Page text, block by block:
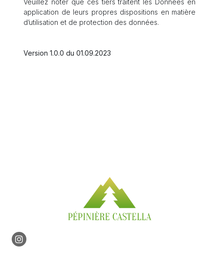
Veuillez noter que ces tiers traitent les Données en
application de leurs propres dispositions en matière
d’utilisation et de protection des données.
Version 1.0.0 du 01.09.2023